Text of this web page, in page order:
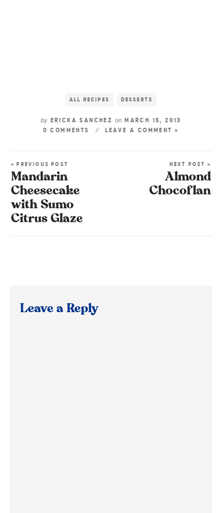
ALL RECIPES DESSERTS
by ERICKA SANCHEZ onMARCH 15, 2013
0 COMMENTS
LEAVE A COMMENT »
« PREVIOUS POST
Mandarin
Cheesecake
with Sumo
Citrus Glaze
NEXT POST »
Almond
Chocoflan
Leave a Reply